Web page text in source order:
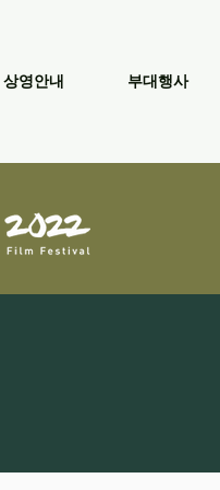
상영안내 부대행사